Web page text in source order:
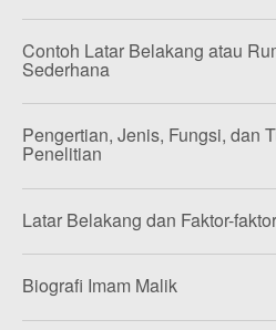
Contoh Latar Belakang atau
Sederhana
Pengertian, Jenis, Fungsi, dan
Penelitian
Latar Belakang dan Faktor-
Biografi Imam Malik